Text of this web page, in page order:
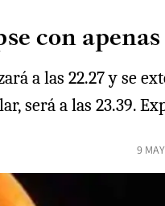
con
a las 22.27 y se
será a las 23.39.
9